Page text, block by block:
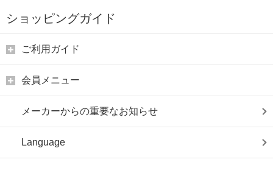
ショッピングガイド
ご利用ガイド
会員メニュー
メーカーからの重要なお知らせ
Language